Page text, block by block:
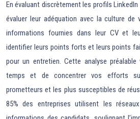
En évaluant discrètement les profils
évaluer leur adéquation avec la culture de
informations fournies dans leur CV et
identifier leurs points forts et leurs points
pour un entretien. Cette analyse
temps et de concentrer vos efforts
prometteurs et les plus susceptibles de
85% des entreprises utilisent les